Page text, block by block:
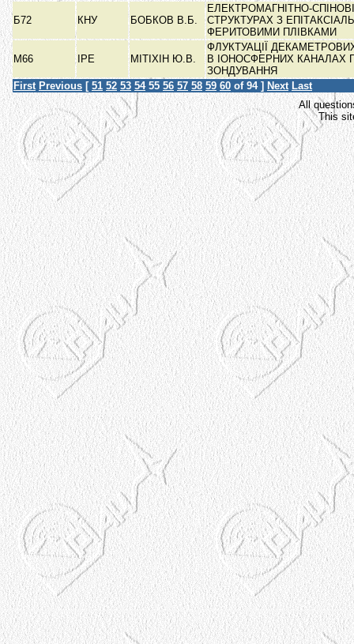
Б72 КНУ БОБКОВ В.Б.
ЕЛЕКТРОМАГНІТНО-
СТРУКТУРАХ З
ФЕРИТОВИМИ ПЛІВКАМИ
М66 ІРЕ МІТІХІН Ю.В.
ФЛУКТУАЦІЇ
В ІОНОСФЕРНИХ КАНАЛАХ
ЗОНДУВАННЯ
First Previous [ 51 52 53 54 55 56 57 58 59 60 of 94 ] Next Last
All
This